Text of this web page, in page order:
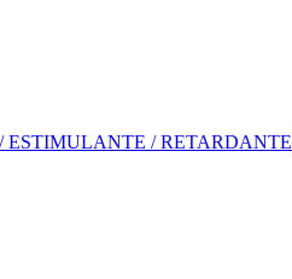
ESTIMULANTE / RETARDANTE